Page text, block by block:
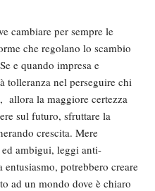
cambiare per sempre le
che regolano lo scambio
e quando impresa e
tolleranza nel perseguire chi
allora la maggiore certezza
sul futuro, sfruttare la
crescita. Mere
ambigui, leggi anti-
potrebbero creare
ad un mondo dove è chiaro